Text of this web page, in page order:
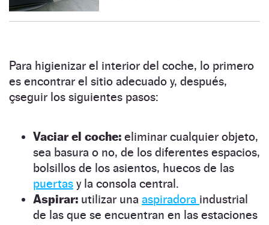
Para higienizar el interior del coche, lo primero
es encontrar el sitio adecuado y, después,
çseguir los siguientes pasos:
Vaciar el coche: eliminar cualquier objeto,
sea basura o no, de los diferentes espacios,
bolsillos de los asientos, huecos de las
puertas y la consola central.
Aspirar: utilizar una aspiradora industrial
de las que se encuentran en las estaciones